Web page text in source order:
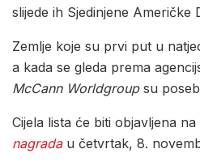
slijede ih Sjedinjene Američke
Zemlje koje su prvi put u
a kada se gleda prema
McCann Worldgroupsu
Cijela lista će biti objavljena
nagradau četvrtak, 8.